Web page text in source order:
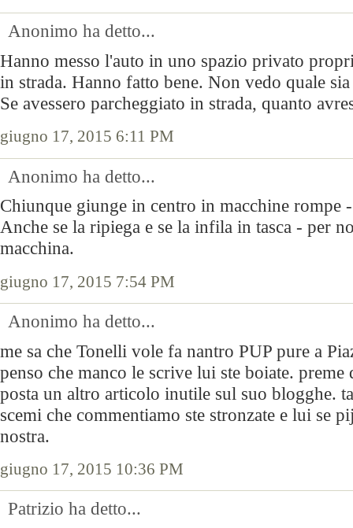
Anonimo ha detto...
Hanno messo l'auto in uno spazio privato
in strada. Hanno fatto bene. Non vedo quale
Se avessero parcheggiato in strada, quanto
giugno 17, 2015 6:11 PM
Anonimo ha detto...
Chiunque giunge in centro in macchine rompe
Anche se la ripiega e se la infila in tasca - per
macchina.
giugno 17, 2015 7:54 PM
Anonimo ha detto...
me sa che Tonelli vole fa nantro PUP pure a
penso che manco le scrive lui ste boiate.
posta un altro articolo inutile sul suo blogghe.
scemi che commentiamo ste stronzate e lui se
nostra.
giugno 17, 2015 10:36 PM
Patrizio ha detto...